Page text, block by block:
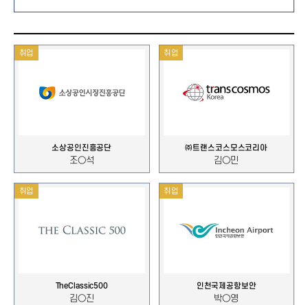
취업
소상공인진흥공단
조○석
취업
㈜트랜스코스모스코리아
김○민
취업
TheClassic500
김○진
취업
인천국제공항보안
박○영